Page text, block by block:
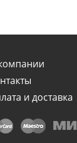
и доставка